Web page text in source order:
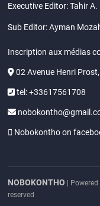
Executive Editor: Tahir A.
Sub Editor: Ayman
Inscription aux médias
02 Avenue Henri
tel: +33617561708
Nobokontho on
NOBOKONTHO | Powered
reserved